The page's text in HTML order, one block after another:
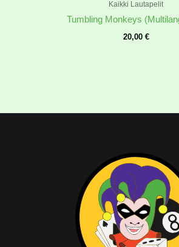
Kaikki Lautapelit
Tumbling Monkeys
20,00 €